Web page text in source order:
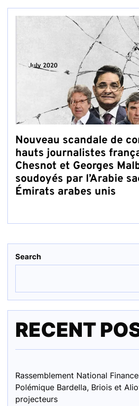
Nouveau scandale de
hauts journalistes
Chesnot et Georges
soudoyés par l’Arabie
Émirats arabes unis
Search
RECENT
Rassemblement National
Polémique Bardella, Briois et
projecteurs